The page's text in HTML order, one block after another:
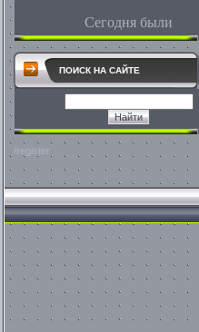
Сегодня были
ПОИСК НА САЙТЕ
/register